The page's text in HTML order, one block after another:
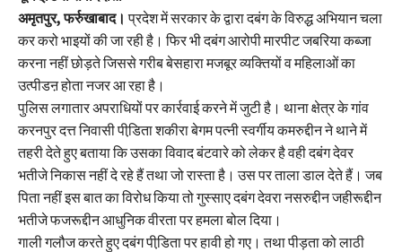
अमृतपुर, फर्रुखाबाद। प्रदेश में सरकार के द्वारा दबंग के विरुद्ध अभियान चला
कर करो भाइयों की जा रही है। फिर भी दबंग आरोपी मारपीट जबरिया कब्जा
करना नहीं छोड़ते जिससे गरीब बेसहारा मजबूर व्यक्तियों व महिलाओं का
उत्पीडऩ होता नजर आ रहा है।
पुलिस लगातार अपराधियों पर कार्रवाई करने में जुटी है। थाना क्षेत्र के गांव
करनपुर दत्त निवासी पीडि़ता शकीरा बेगम पत्नी स्वर्गीय कमरुद्दीन ने थाने में
तहरी देते हुए बताया कि उसका विवाद बंटवारे को लेकर है वही दबंग देवर
भतीजे निकास नहीं दे रहे हैं तथा जो रास्ता है। उस पर ताला डाल देते हैं। जब
पिता नहीं इस बात का विरोध किया तो गुस्साए दबंग देवरा नसरुद्दीन जहीरूद्दीन
भतीजे फजरूद्दीन आधुनिक वीरता पर हमला बोल दिया।
गाली गलौज करते हुए दबंग पीडि़ता पर हावी हो गए। तथा पीड़ता को लाठी